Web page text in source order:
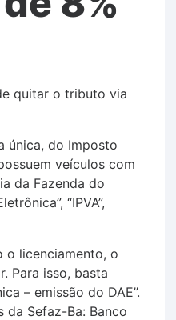
quitar o tributo via
única, do Imposto
veículos com
da Fazenda do
“IPVA”,
o licenciamento, o
Para isso, basta
– emissão do DAE”.
Sefaz-Ba: Banco